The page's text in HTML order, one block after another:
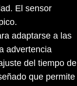
El sensor
adaptarse a las
advertencia
del tiempo de
que permite